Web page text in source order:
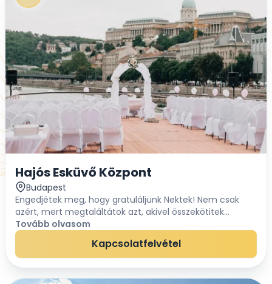
Hajós Esküvő Központ
Budapest
Engedjétek meg, hogy gratuláljunk Nektek! Nem csak
azért, mert megtaláltátok azt, akivel összekötitek
életetek hátralévő részét, hanem, mert felfedeztétek
országunk legkülönlegesebb esküvői helyszínei...
Tovább olvasom
Kapcsolatfelvétel